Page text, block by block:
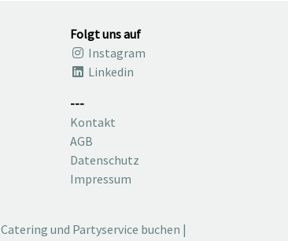
Folgt uns auf
Instagram
Linkedin
---
Kontakt
AGB
Datenschutz
Impressum
Catering und Partyservice buchen |